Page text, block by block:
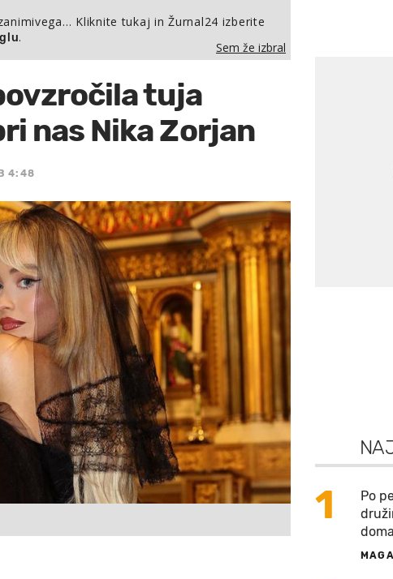
Kliknite tukaj in Žurnal24 izberite
.
Sem že izbral
tuja
nas Nika Zorjan
4:48
1
Po